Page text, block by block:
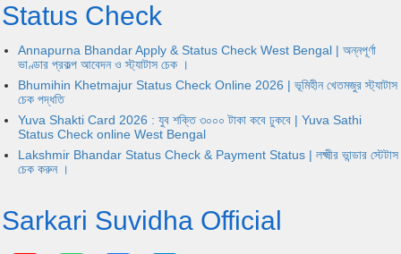
Status Check
Annapurna Bhandar Apply & Status Check West Bengal | অন্নপূর্ণা
ভাণ্ডার প্রকল্প আবেদন ও স্ট্যাটাস চেক ।
Bhumihin Khetmajur Status Check Online 2026 | ভূমিহীন খেতমজুর স্ট্যাটাস
চেক পদ্ধতি
Yuva Shakti Card 2026 : যুব শক্তি ৩০০০ টাকা কবে ঢুকবে | Yuva Sathi
Status Check online West Bengal
Lakshmir Bhandar Status Check & Payment Status | লক্ষ্মীর ভান্ডার স্টেটাস
চেক করুন ।
Sarkari Suvidha Official